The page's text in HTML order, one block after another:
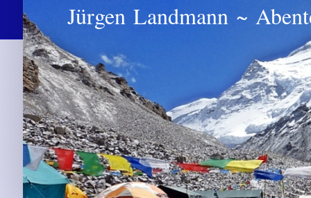
Jürgen Landmann ~